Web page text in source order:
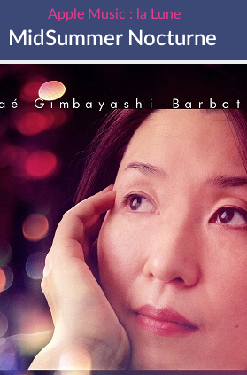
Apple Music : la Lune
MidSummer Nocturne